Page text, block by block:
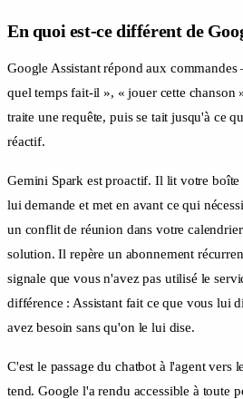
En quoi est-ce différent de
Google Assistant répond aux
quel temps fait-il », « jouer cette chanson
traite une requête, puis se tait jusqu'à ce
réactif.
Gemini Spark est proactif. Il lit votre boîte
lui demande et met en avant ce qui
un conflit de réunion dans votre
solution. Il repère un abonnement
signale que vous n'avez pas utilisé le
différence : Assistant fait ce que vous lui
avez besoin sans qu'on le lui dise.
C'est le passage du chatbot à l'agent vers
tend. Google l'a rendu accessible à toute